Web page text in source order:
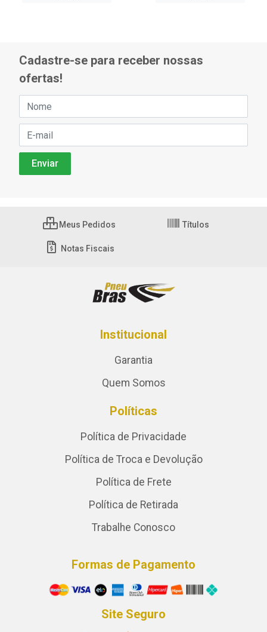
Cadastre-se para receber nossas
ofertas!
Meus Pedidos Títulos
Notas Fiscais
Institucional
Garantia
Quem Somos
Políticas
Política de Privacidade
Política de Troca e Devolução
Política de Frete
Política de Retirada
Trabalhe Conosco
Formas de Pagamento
Site Seguro